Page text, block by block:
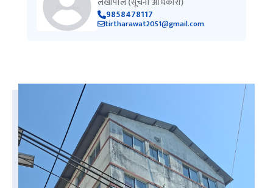
9858478117
tirtharawat2051@gmail.com